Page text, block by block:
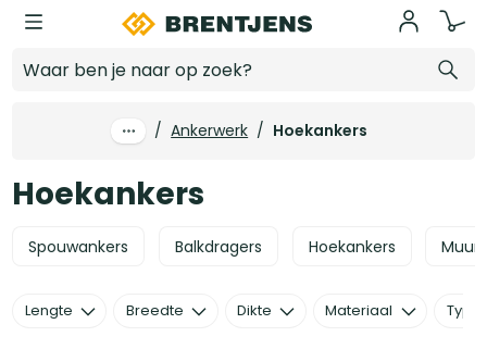
Ga naar hoofdinhoud
/ Ankerwerk / Hoekankers
Hoekankers
Spouwankers Balkdragers Hoekankers
Lengte Breedte Dikte Materiaal Type